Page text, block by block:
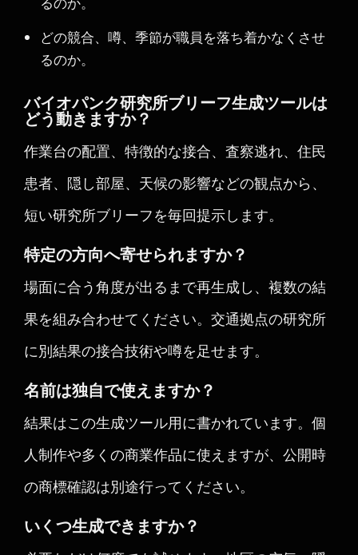
どの競合、噂、季節が職員を落ち着かなくさせ
るのか。
バイオパンク研究所ブリーフ生成ツールは
どう動きますか？
作業台の配置、特徴的な接合、査察逃れ、住民
患者、隠し部屋、天候の影響などの観点から、
短い研究所ブリーフを毎回提示します。
特定の方向へ寄せられますか？
場面に合う角度が出るまで再生成し、複数の結
果を組み合わせてください。交通拠点の研究所
に別結果の接合技術や噂を足せます。
名前は独自で使えますか？
結果はこの生成ツール用に書かれています。個
人制作や多くの商業作品に使えますが、公開時
の商標確認は別途行ってください。
いくつ生成できますか？